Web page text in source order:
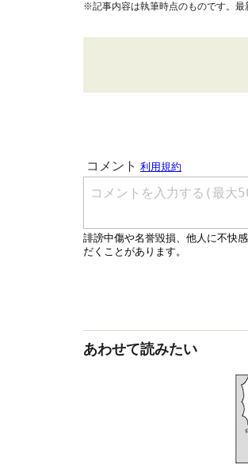
※記事内容は執筆時点のものです。最
あわせて読みたい